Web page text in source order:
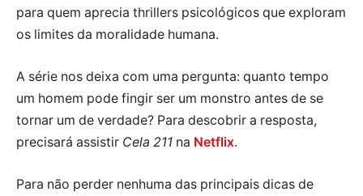
para quem aprecia thrillers psicológicos que exploram
os limites da moralidade humana.
A série nos deixa com uma pergunta: quanto tempo
um homem pode fingir ser um monstro antes de se
tornar um de verdade? Para descobrir a resposta,
precisará assistir Cela 211 na Netflix.
Para não perder nenhuma das principais dicas de